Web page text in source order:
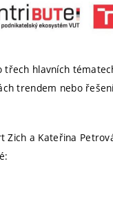
hlavních
trendem nebo
a Kateřina